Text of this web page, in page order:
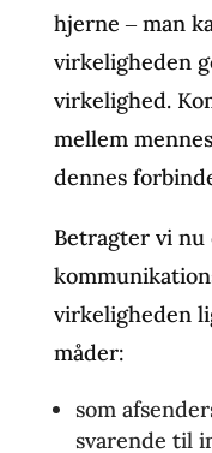
hjerne ‒ man
virkeligheden
virkelighed.
mellem
dennes
Betragter vi nu
virkeligheden
måder:
som
svarende til